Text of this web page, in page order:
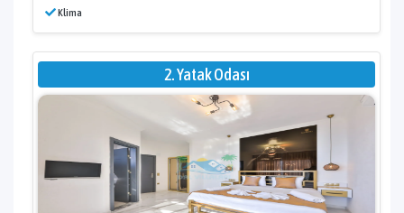
Klima
2. Yatak Odası